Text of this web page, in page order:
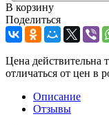
В корзину
Поделиться
Цена действительна
отличаться от цен в
Описание
Отзывы